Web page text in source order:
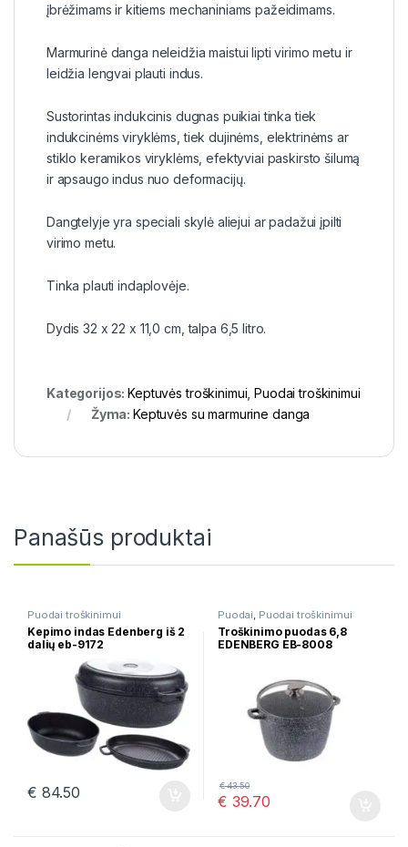
įbrėžimams ir kitiems mechaniniams pažeidimams.
Marmurinė danga neleidžia maistui lipti virimo metu ir
leidžia lengvai plauti indus.
Sustorintas indukcinis dugnas puikiai tinka tiek
indukcinėms viryklėms, tiek dujinėms, elektrinėms ar
stiklo keramikos viryklėms, efektyviai paskirsto šilumą
ir apsaugo indus nuo deformacijų.
Dangtelyje yra speciali skylė aliejui ar padažui įpilti
virimo metu.
Tinka plauti indaplovėje.
Dydis 32 x 22 x 11,0 cm, talpa 6,5 ​​litro.
Kategorijos:Keptuvės troškinimui ,Puodai troškinimui
Žyma:Keptuvės su marmurine danga
Panašūs produktai
Puodai troškinimui
Kepimo indas Edenberg iš 2
dalių eb-9172
€ 84.50
Puodai Puodai troškinimui
Troškinimo puodas 6,8
EDENBERG EB-8008
€ 39.70
€43.50